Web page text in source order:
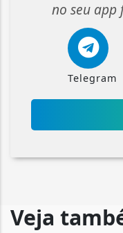
no seu app
Telegram
Veja